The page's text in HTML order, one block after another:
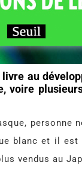
au
voire
personne
blanc et il
vendus au